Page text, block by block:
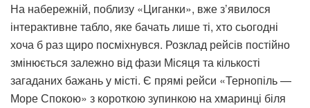
На набережній, поблизу «Циганки», вже з’явилося
інтерактивне табло, яке бачать лише ті, хто сьогодні
хоча б раз щиро посміхнувся. Розклад рейсів постійно
змінюється залежно від фази Місяця та кількості
загаданих бажань у місті. Є прямі рейси «Тернопіль —
Море Спокою» з короткою зупинкою на хмаринці біля